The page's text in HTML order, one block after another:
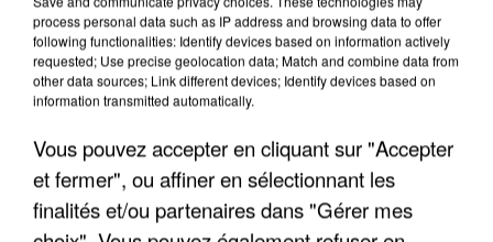
APRÈS TOUTES CES CANICULES, LES REFUGES
DE FAUNE SAUVAGE SONT...
process personal data such as IP address and browsing data to offer
following functionalities: Identify devices based on information actively
requested; Use precise geolocation data; Match and combine data from
other data sources; Link different devices; Identify devices based on
information transmitted automatically.
Vous pouvez accepter en cliquant sur "Accepter
et fermer", ou affiner en sélectionnant les
finalités et/ou partenaires dans "Gérer mes